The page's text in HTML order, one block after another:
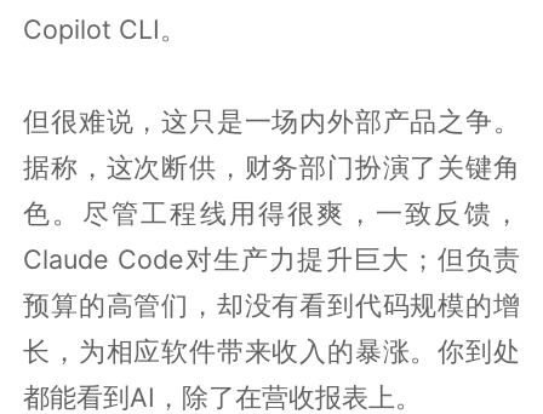
Copilot CLI。
但很难说，这只是一场内外部产品之争。
据称，这次断供，财务部门扮演了关键角
色。尽管工程线用得很爽，一致反馈，
Claude Code对生产力提升巨大；但负责
预算的高管们，却没有看到代码规模的增
长，为相应软件带来收入的暴涨。你到处
都能看到AI，除了在营收报表上。